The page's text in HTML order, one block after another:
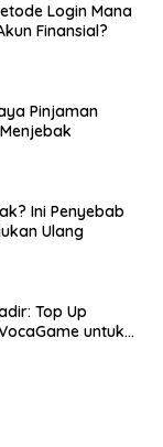
Login Mana
Finansial?
Pinjaman
Ini Penyebab
Ulang
Top Up
untuk